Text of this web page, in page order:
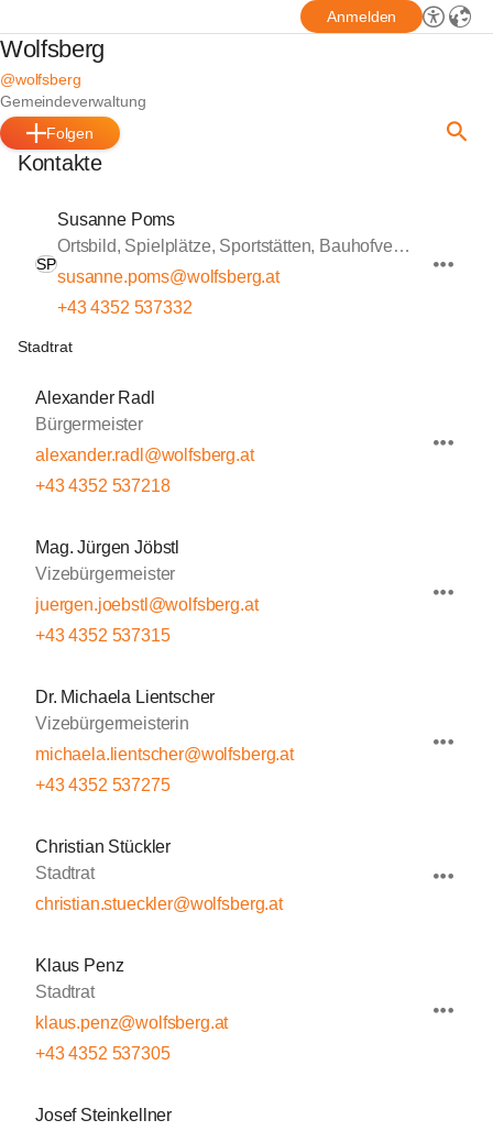
Anmelden
Wolfsberg
@wolfsberg
Gemeindeverwaltung
Folgen
Kontakte
SP
Susanne Poms
Ortsbild, Spielplätze, Sportstätten, Bauhofverwaltung
susanne.poms@wolfsberg.at
+43 4352 537332
Stadtrat
Alexander Radl
Bürgermeister
alexander.radl@wolfsberg.at
+43 4352 537218
Mag. Jürgen Jöbstl
Vizebürgermeister
juergen.joebstl@wolfsberg.at
+43 4352 537315
Dr. Michaela Lientscher
Vizebürgermeisterin
michaela.lientscher@wolfsberg.at
+43 4352 537275
Christian Stückler
Stadtrat
christian.stueckler@wolfsberg.at
Klaus Penz
Stadtrat
klaus.penz@wolfsberg.at
+43 4352 537305
Josef Steinkellner